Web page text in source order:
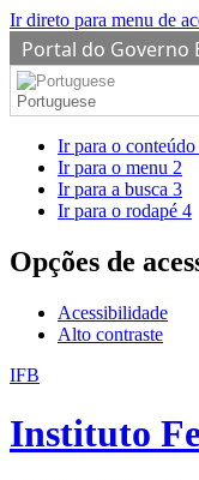
Ir direto para menu de
Portal do Governo
Portuguese
Ir para o conteúdo
Ir para o menu 2
Ir para a busca 3
Ir para o rodapé 4
Opções de
Acessibilidade
Alto contraste
IFB
Instituto